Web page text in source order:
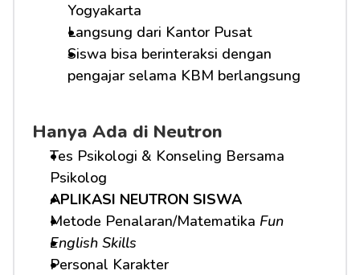
Yogyakarta
Langsung dari Kantor Pusat
Siswa bisa berinteraksi dengan
pengajar selama KBM berlangsung
Hanya Ada di Neutron
Tes Psikologi & Konseling Bersama
Psikolog
APLIKASI NEUTRON SISWA
Metode Penalaran/Matematika Fun
English Skills
Personal Karakter